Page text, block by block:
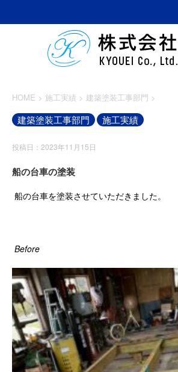
HOME > 施工実績 > 建築塗装工事部門 >
建築塗装工事部門 施工実績
投稿日：2023年11月15日
船の台車の塗装
船の台車を塗装させていただきました。
Before